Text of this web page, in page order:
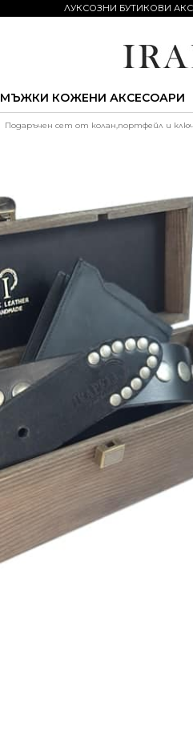
ЛУКСОЗНИ БУТИКОВИ
МЪЖКИ КОЖЕНИ АКСЕСОАРИ
Подаръчен сет от колан,портфейл и